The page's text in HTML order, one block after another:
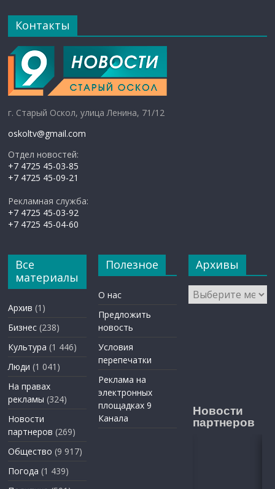
Контакты
г. Старый Оскол, улица Ленина, 71/12
oskoltv@gmail.com
Отдел новостей:
+7 4725 45-03-85
+7 4725 45-09-21
Рекламная служба:
+7 4725 45-03-92
+7 4725 45-04-60
Все
материалы
Архив (1)
Бизнес (238)
Культура (1 446)
Люди (1 041)
На правах
рекламы (324)
Новости
партнеров (269)
Общество (9 917)
Погода (1 439)
Полезное
О нас
Предложить
новость
Условия
перепечатки
Реклама на
электронных
площадках 9
Канала
Архивы
Архивы
Новости
партнеров